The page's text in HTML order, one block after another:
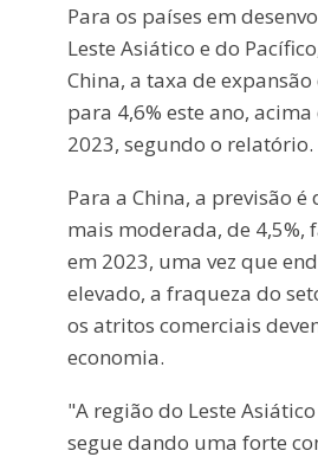
Para os países em
Leste Asiático e do
China, a taxa de
para 4,6% este ano, acima
2023, segundo o relatório.
Para a China, a previsão é
mais moderada, de 4,5%,
em 2023, uma vez que
elevado, a fraqueza do
os atritos comerciais
economia.
"A região do Leste
segue dando uma forte